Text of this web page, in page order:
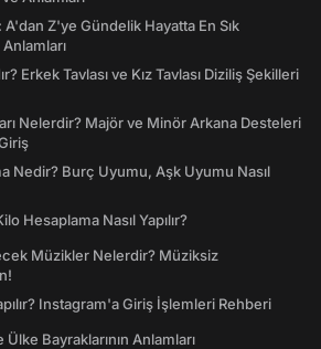
Z'ye Gündelik Hayatta En Sık
Erkek Tavlası ve Kız Tavlası Diziliş Şekilleri
Nelerdir? Majör ve Minör Arkana Desteleri
Nedir? Burç Uyumu, Aşk Uyumu Nasıl
Hesaplama Nasıl Yapılır?
Müzikler Nelerdir? Müziksiz
Instagram'a Giriş İşlemleri Rehberi
Bayraklarının Anlamları